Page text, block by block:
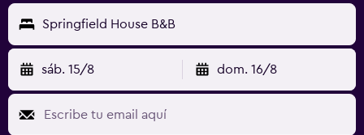
Springfield House B&B
sáb. 15/8 dom. 16/8